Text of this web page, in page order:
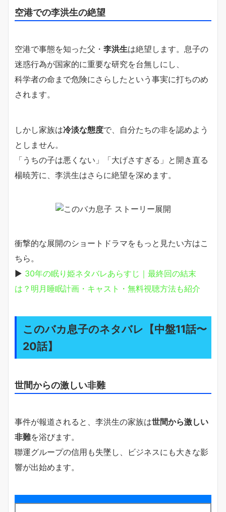
空港での李洪生の絶望
空港で事態を知った父・ 李洪生は絶望します。息子の
迷惑行為が国家的に重要な研究を台無しにし、
科学者の命まで危険にさらしたという事実に打ちのめ
されます。
しかし家族は冷淡な態度で、自分たちの非を認めよう
としません。
「うちの子は悪くない」「大げさすぎる」と開き直る
楊暁芳に、李洪生はさらに絶望を深めます。
衝撃的な展開のショートドラマをもっと見たい方はこ
ちら。
▶ 30年の眠り姫ネタバレあらすじ｜最終回の結末
は？明月睡眠計画・キャスト・無料視聴方法も紹介
このバカ息子のネタバレ【中盤11話〜
20話】
世間からの激しい非難
事件が報道されると、李洪生の家族は世間から激しい
非難を浴びます。
聯運グループの信用も失墜し、ビジネスにも大きな影
響が出始めます。